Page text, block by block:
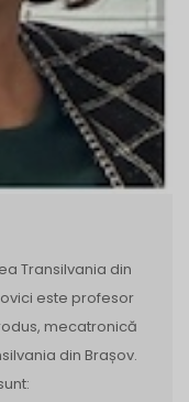
Transilvania din
este profesor
mecatronică
din Brașov.